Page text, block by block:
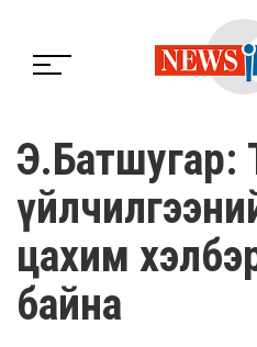
Э.Батшугар:
цахим
байна